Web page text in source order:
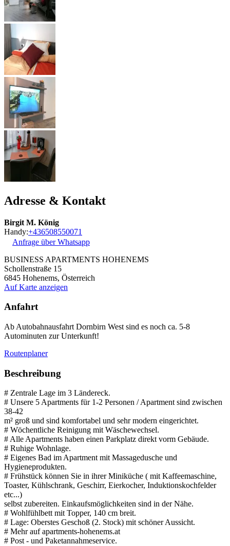
Adresse & Kontakt
Birgit M. König
Handy:+436508550071
Anfrage über Whatsapp
BUSINESS APARTMENTS HOHENEMS
Schollenstraße 15
6845 Hohenems, Österreich
Auf Karte anzeigen
Anfahrt
Ab Autobahnausfahrt Dornbirn West sind es noch ca. 5-8
Autominuten zur Unterkunft!
Routenplaner
Beschreibung
# Zentrale Lage im 3 Ländereck.
# Unsere 5 Apartments für 1-2 Personen / Apartment sind zwischen
38-42
m² groß und sind komfortabel und sehr modern eingerichtet.
# Wöchentliche Reinigung mit Wäschewechsel.
# Alle Apartments haben einen Parkplatz direkt vorm Gebäude.
# Ruhige Wohnlage.
# Eigenes Bad im Apartment mit Massagedusche und
Hygieneprodukten.
# Frühstück können Sie in ihrer Miniküche ( mit Kaffeemaschine,
Toaster, Kühlschrank, Geschirr, Eierkocher, Induktionskochfelder
etc...)
selbst zubereiten. Einkaufsmöglichkeiten sind in der Nähe.
# Wohlfühlbett mit Topper, 140 cm breit.
# Lage: Oberstes Geschoß (2. Stock) mit schöner Aussicht.
# Mehr auf apartments-hohenems.at
# Post - und Paketannahmeservice.